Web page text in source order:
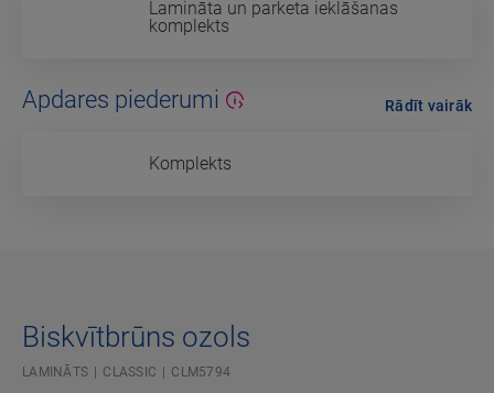
Lamināta un parketa ieklāšanas
komplekts
Apdares piederumi
Komplekts
Rādīt vairāk
Biskvītbrūns ozols
LAMINĀTS CLASSIC CLM5794